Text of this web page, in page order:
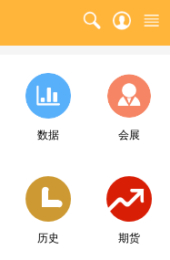
数据 会展
历史 期货